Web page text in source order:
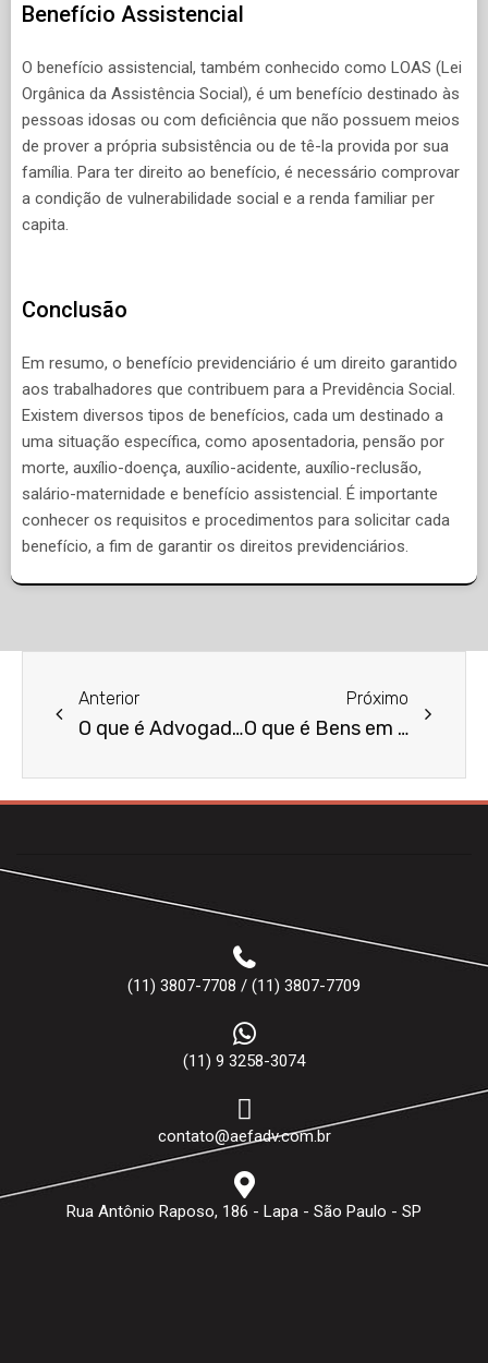
Benefício Assistencial
O benefício assistencial, também conhecido como LOAS (Lei
Orgânica da Assistência Social), é um benefício destinado às
pessoas idosas ou com deficiência que não possuem meios
de prover a própria subsistência ou de tê-la provida por sua
família. Para ter direito ao benefício, é necessário comprovar
a condição de vulnerabilidade social e a renda familiar per
capita.
Conclusão
Em resumo, o benefício previdenciário é um direito garantido
aos trabalhadores que contribuem para a Previdência Social.
Existem diversos tipos de benefícios, cada um destinado a
uma situação específica, como aposentadoria, pensão por
morte, auxílio-doença, auxílio-acidente, auxílio-reclusão,
salário-maternidade e benefício assistencial. É importante
conhecer os requisitos e procedimentos para solicitar cada
benefício, a fim de garantir os direitos previdenciários.
Anterior
O que é Advogado de família?
Próximo
O que é Bens em Comunhão?
(11) 3807-7708 / (11) 3807-7709
(11) 9 3258-3074
contato@aefadv.com.br
Rua Antônio Raposo, 186 - Lapa - São Paulo - SP